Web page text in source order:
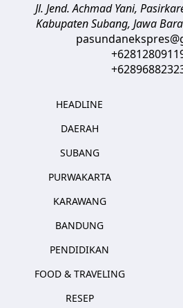
Jl. Jend. Achmad Yani,
Kabupaten Subang, Jawa
HEADLINE
DAERAH
SUBANG
PURWAKARTA
KARAWANG
BANDUNG
PENDIDIKAN
FOOD & TRAVELING
RESEP